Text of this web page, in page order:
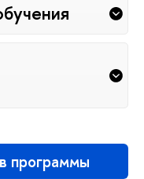
программы